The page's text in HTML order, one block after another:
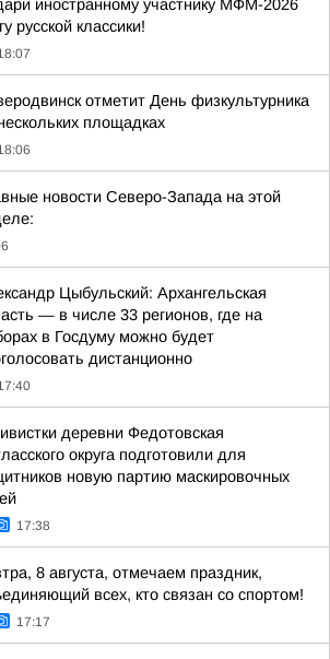
иностранному участнику МФМ-2026
русской классики!
отметит День физкультурника
площадках
новости Северо-Запада на этой
Цыбульский: Архангельская
— в числе 33 регионов, где на
в Госдуму можно будет
дистанционно
деревни Федотовская
округа подготовили для
новую партию маскировочных
17:38
8 августа, отмечаем праздник,
всех, кто связан со спортом!
17:17